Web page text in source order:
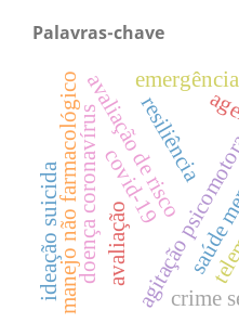
Palavras-chave
agitação
avaliação de risco
manejo não farmacológicodoença coronavírus resiliência
covid-19
ideação suicida crime
avaliação